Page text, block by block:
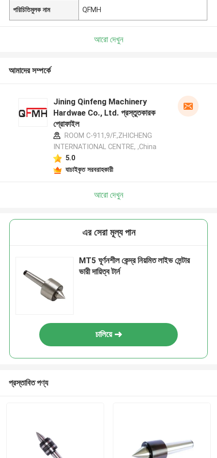
পরিচিতিমুলক নাম QFMH
আরো দেখুন
আমাদের সম্পর্কে
Jining Qinfeng Machinery
Hardwae Co., Ltd. প্রস্তুতকারক
প্রোফাইল
ROOM C-911,9/F.,ZHICHENG
INTERNATIONAL CENTRE, ,China
5.0
যাচাইকৃত সরবরাহকারী
আরো দেখুন
এর সেরা মূল্য পান
MT5 ঘূর্ণনশীল কেন্দ্র নিয়মিত লাইভ সেন্টার
ভারী দায়িত্ব টার্ন
চালিয়ে
প্রস্তাবিত পণ্য